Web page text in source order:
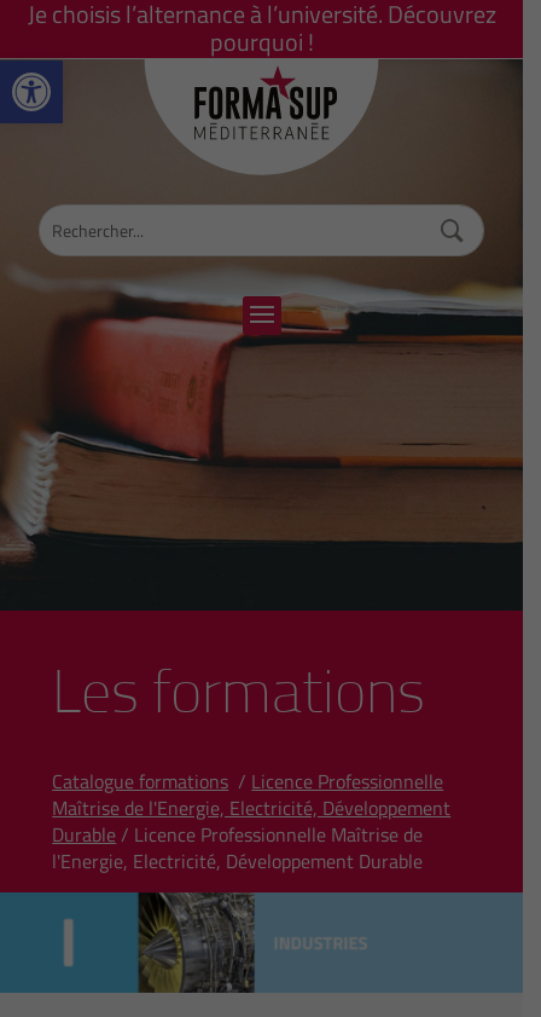
Ouvrir la barre d’outils
Je choisis l’alternance à l’université. Découvrez
pourquoi !
Les formations
Catalogue formations / Licence Professionnelle
Maîtrise de l'Energie, Electricité, Développement
Durable/ Licence Professionnelle Maîtrise de
l'Energie, Electricité, Développement Durable